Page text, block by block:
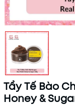
Tẩy Tế Bào
Honey &